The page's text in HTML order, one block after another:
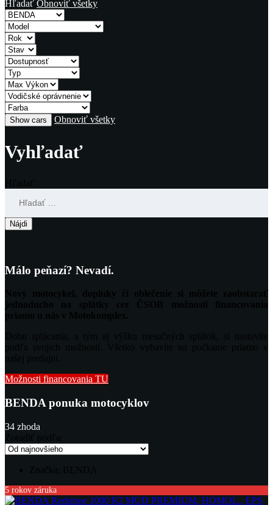
Hľadať Obnoviť všetky
Obnoviť všetky
Vyhľadať
Málo peňazí? Nevadí.
Možnosti financovania TU
BENDA ponuka motocyklov
34 zhoda
5 rokov záruka